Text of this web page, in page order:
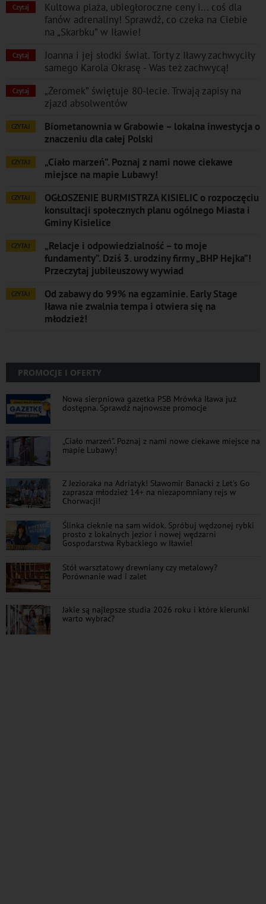
Czytaj
Kultowa plaża, ubiegłoroczne ceny i... coś dla
fanów adrenaliny! Sprawdź, co czeka na Ciebie
na „Skarbku” w Iławie!
Czytaj
Joanna i jej słodki świat. Torty z Iławy zachwyciły
samego Karola Okrasę - Was też zachwycą!
Czytaj
„Żeromek” świętuje 80-lecie. Trwają zapisy na
zjazd absolwentów
CZYTAJ
Biometanownia w Grabowie – lokalna inwestycja o
znaczeniu dla całej Polski
CZYTAJ
„Ciało marzeń”. Poznaj z nami nowe ciekawe
miejsce na mapie Lubawy!
CZYTAJ
OGŁOSZENIE BURMISTRZA KISIELIC o rozpoczęciu
konsultacji społecznych planu ogólnego Miasta i
Gminy Kisielice
CZYTAJ
„Relacje i odpowiedzialność – to moje
fundamenty”. Dziś 3. urodziny firmy „BHP Hejka”!
Przeczytaj jubileuszowy wywiad
CZYTAJ
Od zabawy do 99% na egzaminie. Early Stage
Iława nie zwalnia tempa i otwiera się na
młodzież!
PROMOCJE I OFERTY
Nowa sierpniowa gazetka PSB Mrówka Iława już
dostępna. Sprawdź najnowsze promocje
„Ciało marzeń”. Poznaj z nami nowe ciekawe miejsce na
mapie Lubawy!
Z Jezioraka na Adriatyk! Sławomir Banacki z Let's Go
zaprasza młodzież 14+ na niezapomniany rejs w
Chorwacji!
Ślinka cieknie na sam widok. Spróbuj wędzonej rybki
prosto z lokalnych jezior i nowej wędzarni
Gospodarstwa Rybackiego w Iławie!
Stół warsztatowy drewniany czy metalowy?
Porównanie wad i zalet
Jakie są najlepsze studia 2026 roku i które kierunki
warto wybrać?